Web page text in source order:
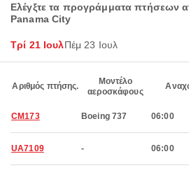
Ελέγξτε τα προγράμματα πτήσεων
Panama City
Τρί 21 ΙουλΠέμ 23 Ιουλ
Αριθμός πτήσης.
Μοντέλο
αεροσκάφους
CM173 Boeing 737 06:00
UA7109 - 06:00